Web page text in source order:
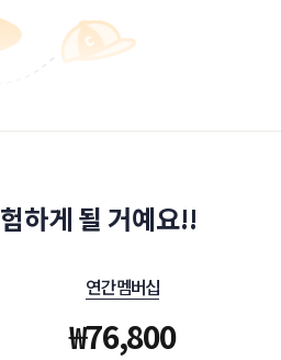
하게 될 거예요!!
연간 멤버십
₩76,800